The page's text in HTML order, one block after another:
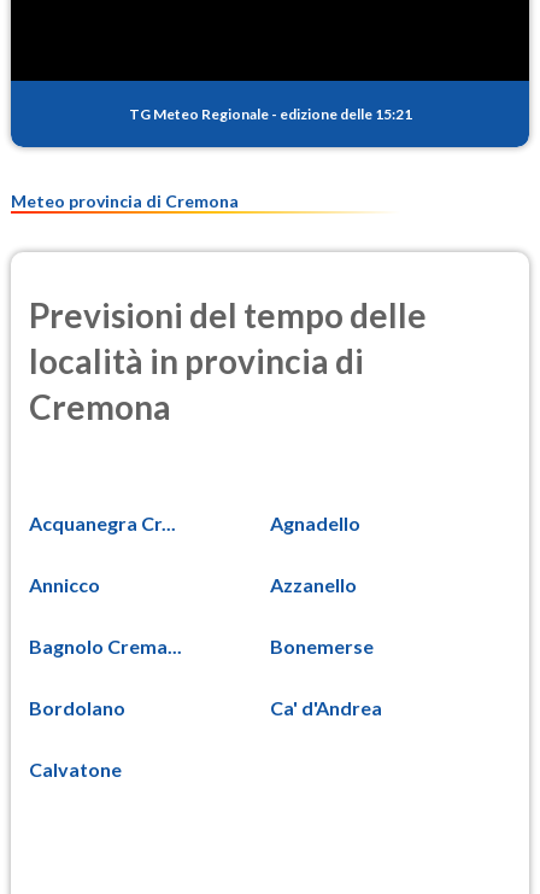
TG Meteo Regionale - edizione delle 15:21
Meteo provincia di Cremona
Previsioni del tempo delle
località in provincia di
Cremona
Acquanegra Cr... Agnadello
Annicco Azzanello
Bagnolo Crema... Bonemerse
Bordolano Ca' d'Andrea
Calvatone